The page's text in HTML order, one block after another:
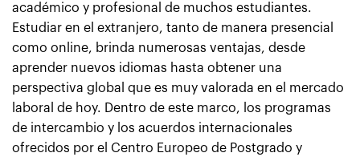
académico y profesional de muchos estudiantes.
Estudiar en el extranjero, tanto de manera presencial
como online, brinda numerosas ventajas, desde
aprender nuevos idiomas hasta obtener una
perspectiva global que es muy valorada en el mercado
laboral de hoy. Dentro de este marco, los programas
de intercambio y los acuerdos internacionales
ofrecidos por el Centro Europeo de Postgrado y